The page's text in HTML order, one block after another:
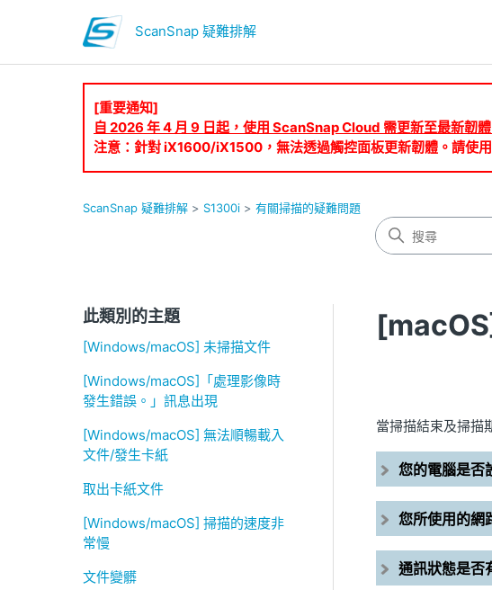
ScanSnap 疑難排解
[重要通知]
自 2026 年 4 月 9 日起，使用 ScanSnap Cloud 需更新至最新韌體
注意：針對 iX1600/iX1500，無法透過觸控面板更新韌體。請使
ScanSnap 疑難排解 S1300i 有關掃描的疑難問題
此類別的主題
[Windows/macOS] 未掃描文件
[Windows/macOS]「處理影像時
發生錯誤。」訊息出現
[Windows/macOS] 無法順暢載入
文件/發生卡紙
取出卡紙文件
[Windows/macOS] 掃描的速度非
常慢
文件變髒
當掃描結束及掃描
您的電腦是否
您所使用的網
通訊狀態是否